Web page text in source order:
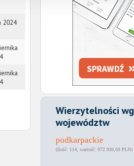
2024
Wierzytelności wg
województw
podkarpackie
114 972 939,69 PLN